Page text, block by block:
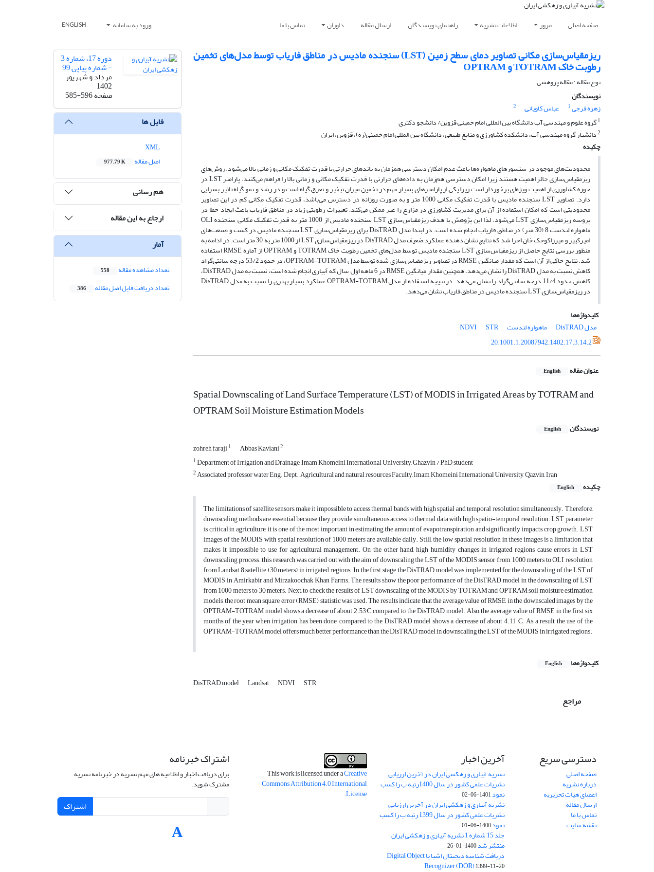
صفحه اصلی مرور اطلاعات نشریه راهنمای نویسندگان ارسال مقاله داوران تماس با ما ورود به سامانه ENGLISH
ریزمقیاس‌سازی مکانی تصاویر دمای سطح زمین (LST) سنجنده مادیس در مناطق فاریاب توسط مدل‌های تخمین
رطوبت خاک TOTRAM و OPTRAM
نوع مقاله : مقاله پژوهشی
نویسندگان
زهره فرجی1 عباس کاویانی
2
1گروه علوم و مهندسی آب دانشگاه بین المللی امام خمینی قزوین/ دانشجو دکتری
2دانشیار گروه مهندسی آب، دانشکده کشاورزی و منابع طبیعی، دانشگاه بین المللی امام خمینی(ره)، قزوین، ایران
چکیده
محدودیت‌های موجود در سنسورهای ماهواره‌‌ها باعث عدم امکان دسترسی همزمان به باندهای حرارتی با قدرت تفکیک مکانی و زمانی بالا می‌شود. روش‌های
ریزمقیاس‌سازی حائز اهمیت هستند زیرا امکان دسترسی هم‌زمان به داده‌های حرارتی با قدرت تفکیک مکانی و زمانی بالا را فراهم می‌کنند. پارامتر LST در
حوزه کشاورزی از اهمیت ویژه‌ای برخوردار است زیرا یکی از پارامترهای بسیار مهم در تخمین میزان تبخیر و تعرق گیاه است و در رشد و نمو گیاه تاثیر بسزایی
دارد. تصاویر LST سنجنده مادیس با قدرت تفکیک مکانی 1000 متر و به صورت روزانه در دسترس می‌باشد، قدرت تفکیک مکانی کم در این تصاویر
محدودیتی است که امکان استفاده از آن برای مدیریت کشاورزی در مزارع را غیر ممکن می‌کند. تغییرات رطوبتی زیاد در مناطق فاریاب باعث ایجاد خطا در
پروسه ریزمقیاس‌سازی LST می‌شود. لذا این پژوهش با هدف ریزمقیاس‌سازی LST سنجنده مادیس از 1000 متر به قدرت تفکیک مکانی سنجنده OLI
ماهواره لندست 8 (30 متر) در مناطق فاریاب انجام شده است. در ابتدا مدل DisTRAD برای ریزمقیاس‌سازی LST سنجنده مادیس در کشت و صنعت‌های
امیرکبیر و میرزاکوچک خان اجرا شد که نتایج نشان دهنده عملکرد ضعیف مدل DisTRAD در ریزمقیاس‌سازی LST از 1000 متر به 30 متر است. در ادامه به
منظور بررسی نتایج حاصل از ریزمقیاس‌سازی LST سنجنده مادیس توسط مدل‌های تخمین رطوبت خاک TOTRAM و OPTRAM از آماره‌ RMSE استفاده
شد. نتایج حاکی از آن است که مقدار میانگین RMSE در تصاویر ریزمقیاس‌سازی شده توسط مدل OPTRAM-TOTRAM، در حدود 53/2 درجه سانتی‌گراد
کاهش نسبت به مدل DisTRAD را نشان می‌دهد. همچنین مقدار میانگین RMSE در 6 ماهه اول سال که آبیاری انجام شده است، نسبت به مدل DisTRAD،
کاهش حدود 11/4 درجه سانتی‌گراد را نشان می‌دهد. در نتیجه استفاده از مدل OPTRAM-TOTRAM عملکرد بسیار بهتری را نسبت به مدل DisTRAD
در ریزمقیاس‌سازی LST سنجنده مادیس در مناطق فاریاب نشان می‌دهد.
کلیدواژه‌ها
مدل DisTRAD
ماهواره لندست NDVI
STR
20.1001.1.20087942.1402.17.3.14.2
عنوان مقاله English
Spatial Downscaling of Land Surface Temperature (LST) of MODIS in Irrigated Areas by TOTRAM and
OPTRAM Soil Moisture Estimation Models
نویسندگان English
zohreh faraji1 Abbas Kaviani2
1Department of Irrigation and Drainage, Imam Khomeini International University, Ghazvin / PhD student
2Associated professor water Eng. Dept., Agricultural and natural resources Faculty, Imam Khomeini International University, Qazvin, Iran
چکیده
English
The limitations of satellite sensors make it impossible to access thermal bands with high spatial and temporal resolution simultaneously. Therefore,
downscaling methods are essential because they provide simultaneous access to thermal data with high spatio-temporal resolution. LST parameter
is critical in agriculture, it is one of the most important in estimating the amount of evapotranspiration and significantly impacts crop growth. LST
images of the MODIS with spatial resolution of 1000 meters are available daily. Still, the low spatial resolution in these images is a limitation that
makes it impossible to use for agricultural management. On the other hand, high humidity changes in irrigated regions cause errors in LST
downscaling process. this research was carried out with the aim of downscaling the LST of the MODIS sensor from 1000 meters to OLI resolution
from Landsat 8 satellite (30 meters) in irrigated regions. In the first stage, the DisTRAD model was implemented for the downscaling of the LST of
MODIS in Amirkabir and Mirzakoochak Khan Farms. The results show the poor performance of the DisTRAD model in the downscaling of LST
from 1000 meters to 30 meters. Next, to check the results of LST downscaling of the MODIS by TOTRAM and OPTRAM soil moisture estimation
models, the root mean square error (RMSE) statistic was used. The results indicate that the average value of RMSE in the downscaled images by the
OPTRAM-TOTRAM model shows a decrease of about 2.53°C compared to the DisTRAD model. Also, the average value of RMSE in the first six
months of the year when irrigation has been done, compared to the DisTRAD model, shows a decrease of about 4.11 °C. As a result, the use of the
OPTRAM-TOTRAM model offers much better performance than the DisTRAD model in downscaling the LST of the MODIS in irrigated regions.
کلیدواژه‌ها English
DisTRAD model Landsat NDVI STR
مراجع
دوره 17، شماره 3
- شماره پیاپی 99
مرداد و شهریور
1402
صفحه585-596
فایل ها
اصل مقاله
977.79 K
هم رسانی
ارجاع به این مقاله
آمار
تعداد مشاهده مقاله 558
تعداد دریافت فایل اصل مقاله 386
دسترسی سریع
صفحه اصلی
درباره نشریه
اعضای هیات تحریریه
ارسال مقاله
تماس با ما
نقشه سایت
آخرین اخبار
نشریه آبیاری و زهکشی ایران در آخرین ارزیابی
نشریات علمی کشور در سال 1400رتبه ب را کسب
نمود1401-06-02
نشریه آبیاری و زهکشی ایران در آخرین ارزیابی
نشریات علمی کشور در سال 1399 رتبه ب را کسب
نمود1400-06-01
جلد 15 شماره 1 نشریه آبیاری و زهکشی ایران
منتشر شد1400-01-26
دریافت شناسه دیجیتال اشیا یا Digital Object
Recognizer (DOR)1399-11-20
This work is licensed under aCreative
Commons Attribution 4.0 International
License
.
اشتراک خبرنامه
برای دریافت اخبار و اطلاعیه های مهم نشریه در خبرنامه نشریه
مشترک شوید.
اشتراک